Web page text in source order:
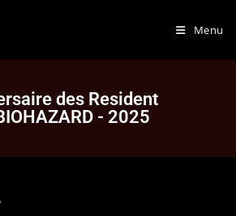
Menu
des Resident
- 2025